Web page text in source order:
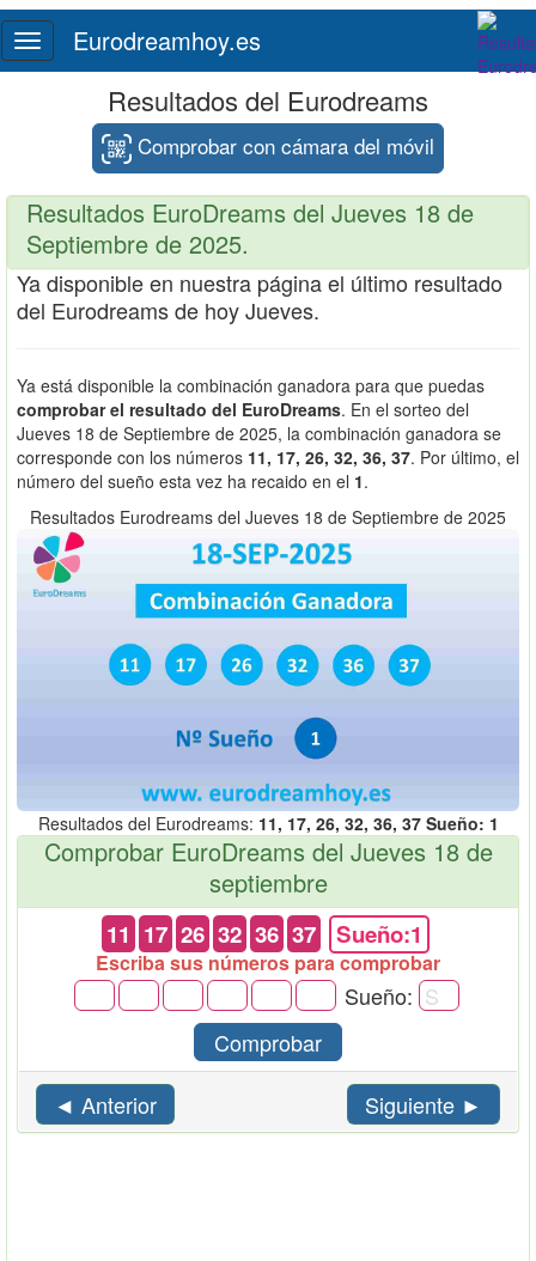
Toggle
navigation
Eurodreamhoy.es
Resultados del Eurodreams
Comprobar con cámara del móvil
Resultados EuroDreams del Jueves 18 de
Septiembre de 2025.
Ya disponible en nuestra página el último resultado
del Eurodreams de hoy Jueves.
Ya está disponible la combinación ganadora para que puedas
comprobar el resultado del EuroDreams. En el sorteo del
Jueves 18 de Septiembre de 2025, la combinación ganadora se
corresponde con los números 11, 17, 26, 32, 36, 37. Por último, el
número del sueño esta vez ha recaido en el 1.
Resultados Eurodreams del Jueves 18 de Septiembre de 2025
Resultados del Eurodreams: 11, 17, 26, 32, 36, 37 Sueño: 1
Comprobar EuroDreams del Jueves 18 de
septiembre
11 17 26 32 36 37 Sueño:1
Escriba sus números para comprobar
Sueño:
Comprobar
◄ Anterior
Siguiente ►